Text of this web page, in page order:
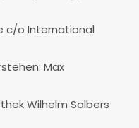
c/o International
Max
Wilhelm Salbers